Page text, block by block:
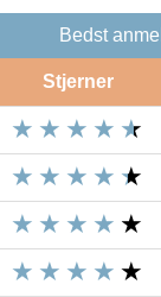
Bedst
Stjerner